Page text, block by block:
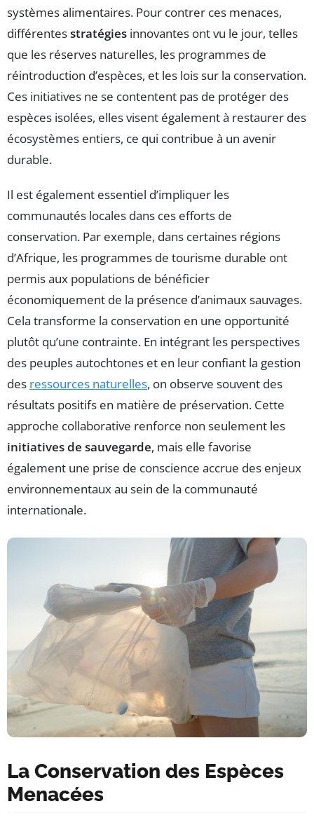
systèmes alimentaires. Pour contrer ces menaces,
différentesstratégies innovantes ont vu le jour, telles
que les réserves naturelles, les programmes de
réintroduction d’espèces, et les lois sur la conservation.
Ces initiatives ne se contentent pas de protéger des
espèces isolées, elles visent également à restaurer des
écosystèmes entiers, ce qui contribue à un avenir
durable.
Il est également essentiel d’impliquer les
communautés locales dans ces efforts de
conservation. Par exemple, dans certaines régions
d’Afrique, les programmes de tourisme durable ont
permis aux populations de bénéficier
économiquement de la présence d’animaux sauvages.
Cela transforme la conservation en une opportunité
plutôt qu’une contrainte. En intégrant les perspectives
des peuples autochtones et en leur confiant la gestion
des ressources naturelles, on observe souvent des
résultats positifs en matière de préservation. Cette
approche collaborative renforce non seulement les
initiatives de sauvegarde, mais elle favorise
également une prise de conscience accrue des enjeux
environnementaux au sein de la communauté
internationale.
La Conservation des Espèces
Menacées